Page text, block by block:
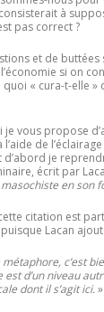
à
pas correct ?
et de
si on
quoi « cura-t-elle »
je vous propose
l’aide de
d’abord je
écrit par
en son
citation est
Lacan
métaphore, c’est
est d’un niveau
dont il s’agit ici.»